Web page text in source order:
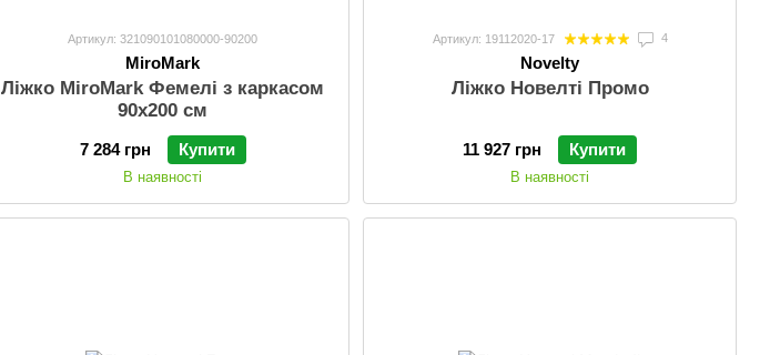
Артикул: 321090101080000-90200
MiroMark
Ліжко MiroMark Фемелі з каркасом
90x200 см
7 284 грн Купити
В наявності
Артикул: 19112020-17 4
Novelty
Ліжко Новелті Промо
11 927 грн Купити
В наявності